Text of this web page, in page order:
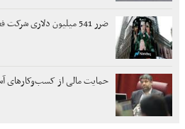
ضرر 541 میلیون دلاری شرکت فضایی ایلان ماسک
حمایت مالی از کسب‌وکارهای